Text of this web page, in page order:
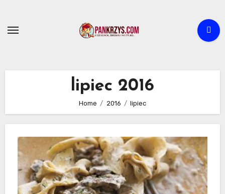
content
lipiec 2016
Home 2016 lipiec